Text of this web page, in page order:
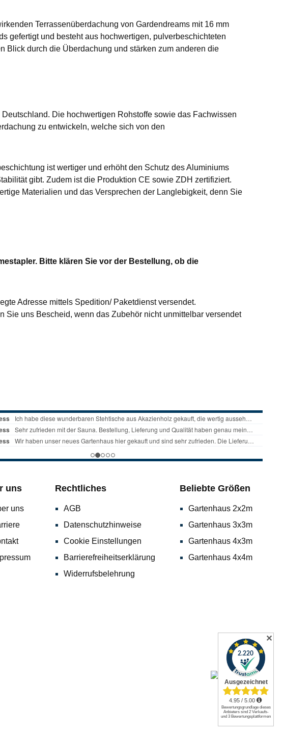
Terrassenüberdachung von Gardendreams mit 16 mm
gefertigt und besteht aus hochwertigen, pulverbeschichteten
Blick durch die Überdachung und stärken zum anderen die
Die hochwertigen Rohstoffe sowie das Fachwissen
zu entwickeln, welche sich von den
ist wertiger und erhöht den Schutz des Aluminiums
gibt. Zudem ist die Produktion CE sowie ZDH zertifiziert.
Materialien und das Versprechen der Langlebigkeit, denn Sie
Bitte klären Sie vor der Bestellung, ob die
Adresse mittels Spedition/ Paketdienst versendet.
uns Bescheid, wenn das Zubehör nicht unmittelbar versendet
uns
uns
Rechtliches
AGB
Datenschutzhinweise
Cookie Einstellungen
Barrierefreiheitserklärung
Widerrufsbelehrung
Beliebte Größen
Gartenhaus 2x2m
Gartenhaus 3x3m
Gartenhaus 4x3m
Gartenhaus 4x4m
✕